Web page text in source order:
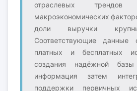
отраслевых
макроэкономических
доли выручки
Соответствующие данные
платных и бесплатных
создания надёжной
информация затем
поддержки первичных